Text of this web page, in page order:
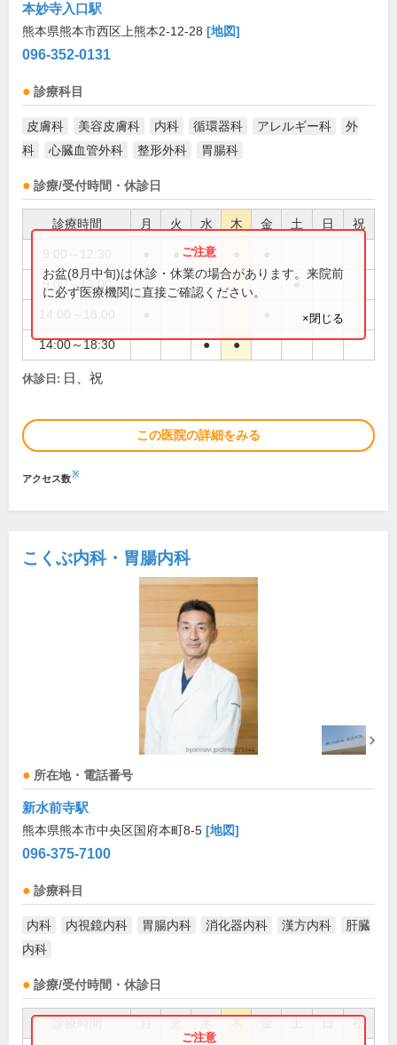
本妙寺入口駅
熊本県熊本市西区上熊本2-12-28 [地図]
096-352-0131
診療科目
皮膚科 美容皮膚科 内科 循環器科 アレルギー科
外
科
心臓血管外科 整形外科 胃腸科
診療/受付時間・休診日
診療時間 月 火 水 木 金 土 日 祝
●
9:00～13:00 ●
14:00～18:30 ● ●
お盆(8月中旬)は休診・休業の場合があります。来院前
に必ず医療機関に直接ご確認ください。
×閉じる
休診日: 日、祝
この医院の詳細をみる
アクセス数※
こくぶ内科・胃腸内科
所在地・電話番号
新水前寺駅
熊本県熊本市中央区国府本町8-5 [地図]
096-375-7100
診療科目
内科 内視鏡内科 胃腸内科 消化器内科 漢方内科
肝臓
内科
診療/受付時間・休診日
祝